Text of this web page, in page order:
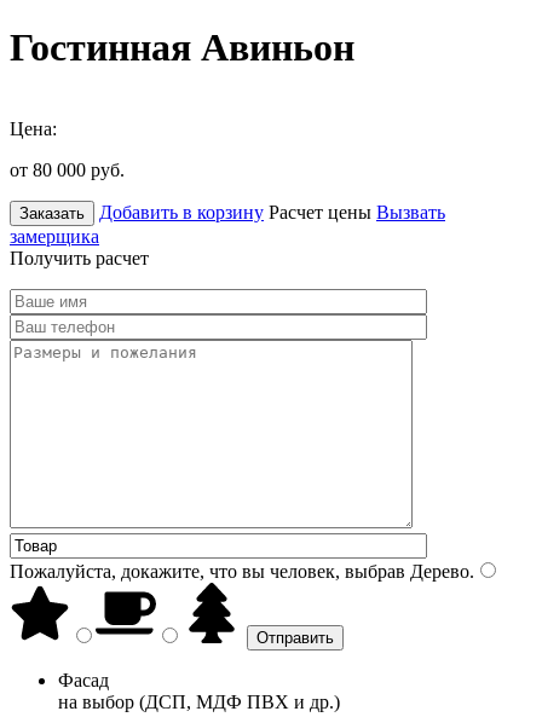
Гостинная Авиньон
Цена:
от 80 000 руб.
Заказать Добавить в корзину Расчет цены Вызвать
замерщика
Получить расчет
Пожалуйста, докажите, что вы человек, выбрав Дерево.
Фасад
на выбор (ДСП, МДФ ПВХ и др.)